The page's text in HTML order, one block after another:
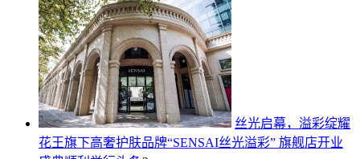
丝光启幕，溢彩绽耀
花王旗下高奢护肤品牌“SENSAI丝光溢彩” 旗舰店开业